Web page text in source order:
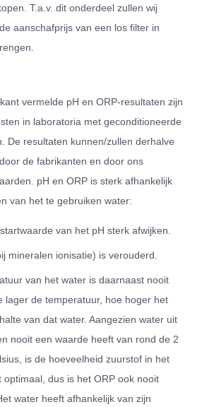
T.a.v. dit onderdeel zullen wij
aanschafprijs van een los filter in
vermelde pH en ORP-resultaten zijn
in laboratoria met geconditioneerde
De resultaten kunnen/zullen derhalve
de fabrikanten en door ons
pH en ORP is sterk afhankelijk
van het te gebruiken water:
van het pH sterk afwijken.
mineralen ionisatie) is verouderd.
van het water is daarnaast nooit
lager de temperatuur, hoe hoger het
van dat water. Aangezien water uit
nooit een waarde heeft van rond de 2
is de hoeveelheid zuurstof in het
optimaal, dus is het ORP ook nooit
water heeft afhankelijk van zijn